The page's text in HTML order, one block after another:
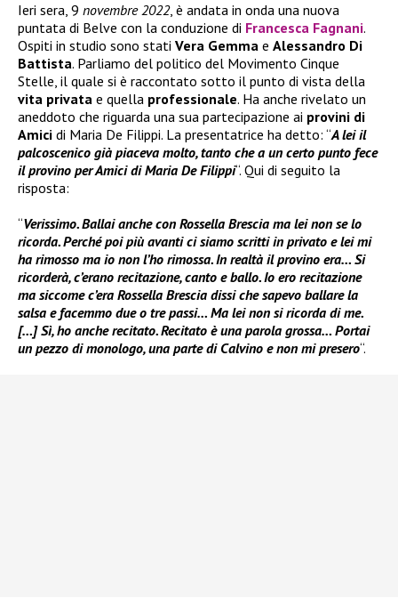
Ieri sera, 9 novembre 2022, è andata in onda una nuova
puntata di Belve con la conduzione di Francesca Fagnani.
Ospiti in studio sono stati Vera Gemma e Alessandro Di
Battista. Parliamo del politico del Movimento Cinque
Stelle, il quale si è raccontato sotto il punto di vista della
vita privata e quella professionale. Ha anche rivelato un
aneddoto che riguarda una sua partecipazione ai provini di
Amici di Maria De Filippi. La presentatrice ha detto: “A lei il
palcoscenico già piaceva molto, tanto che a un certo punto fece
il provino per Amici di Maria De Filippi“. Qui di seguito la
risposta:
“Verissimo. Ballai anche con Rossella Brescia ma lei non se lo
ricorda. Perché poi più avanti ci siamo scritti in privato e lei mi
ha rimosso ma io non l’ho rimossa. In realtà il provino era… Si
ricorderà, c’erano recitazione, canto e ballo. Io ero recitazione
ma siccome c’era Rossella Brescia dissi che sapevo ballare la
salsa e facemmo due o tre passi… Ma lei non si ricorda di me.
[…] Sì, ho anche recitato. Recitato è una parola grossa… Portai
un pezzo di monologo, una parte di Calvino e non mi presero“.